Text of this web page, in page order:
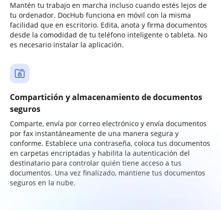
Mantén tu trabajo en marcha incluso cuando estés lejos de
tu ordenador. DocHub funciona en móvil con la misma
facilidad que en escritorio. Edita, anota y firma documentos
desde la comodidad de tu teléfono inteligente o tableta. No
es necesario instalar la aplicación.
Compartición y almacenamiento de documentos
seguros
Comparte, envía por correo electrónico y envía documentos
por fax instantáneamente de una manera segura y
conforme. Establece una contraseña, coloca tus documentos
en carpetas encriptadas y habilita la autenticación del
destinatario para controlar quién tiene acceso a tus
documentos. Una vez finalizado, mantiene tus documentos
seguros en la nube.